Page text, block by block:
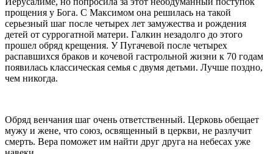
прощения у Бога. С Максимом она решилась на такой
серьезный шаг после четырех лет замужества и рождения
детей от суррогатной матери. Галкин незадолго до этого
прошел обряд крещения. У Пугачевой после четырех
распавшихся браков и кочевой гастрольной жизни к 70 годам
появилась классическая семья с двумя детьми. Лучше поздно,
чем никогда.
Обряд венчания шаг очень ответственный. Церковь обещает
мужу и жене, что союз, освященный в церкви, не разлучит
смерть. Вера поможет им найти друг друга на небесах уже